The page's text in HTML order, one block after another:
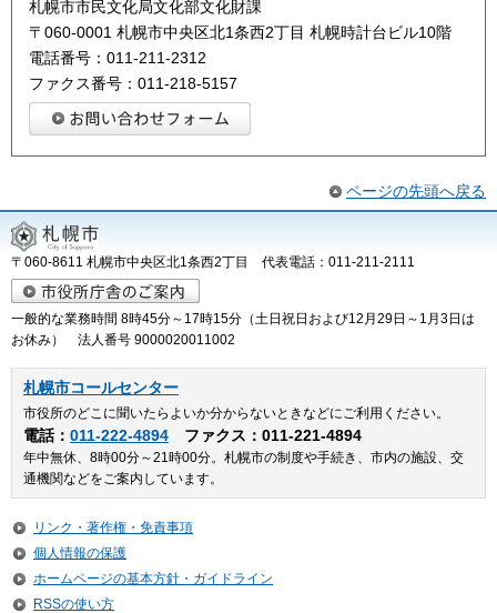
札幌市市民文化局文化部文化財課
〒060-0001 札幌市中央区北1条西2丁目 札幌時計台ビル10階
電話番号：011-211-2312
ファクス番号：011-218-5157
ページの先頭へ戻る
〒060-8611 札幌市中央区北1条西2丁目 代表電話：011-211-2111
一般的な業務時間 8時45分～17時15分（土日祝日および12月29日～1月3日は
お休み） 法人番号 9000020011002
札幌市コールセンター
市役所のどこに聞いたらよいか分からないときなどにご利用ください。
電話： 011-222-4894 ファクス：011-221-4894
年中無休、8時00分～21時00分。札幌市の制度や手続き、市内の施設、交
通機関などをご案内しています。
リンク・著作権・免責事項
個人情報の保護
ホームページの基本方針・ガイドライン
RSSの使い方